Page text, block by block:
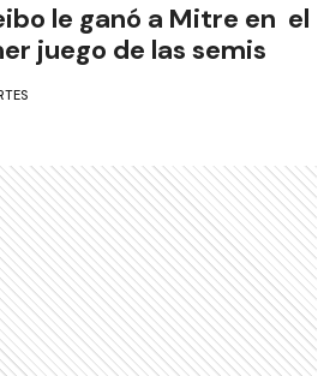
le ganó a Mitre en el
juego de las semis